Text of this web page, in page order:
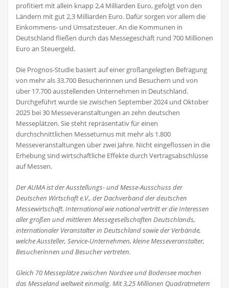
profitiert mit allein knapp 2,4 Milliarden Euro, gefolgt von den
Ländern mit gut 2,3 Milliarden Euro. Dafür sorgen vor allem die
Einkommens- und Umsatzsteuer. An die Kommunen in
Deutschland fließen durch das Messegeschäft rund 700 Millionen
Euro an Steuergeld.
Die Prognos-Studie basiert auf einer großangelegten Befragung
von mehr als 33.700 Besucherinnen und Besuchern und von
über 17.700 ausstellenden Unternehmen in Deutschland.
Durchgeführt wurde sie zwischen September 2024 und Oktober
2025 bei 30 Messeveranstaltungen an zehn deutschen
Messeplätzen. Sie steht repräsentativ für einen
durchschnittlichen Messeturnus mit mehr als 1.800
Messeveranstaltungen über zwei Jahre. Nicht eingeflossen in die
Erhebung sind wirtschaftliche Effekte durch Vertragsabschlüsse
auf Messen.
Der AUMA ist der Ausstellungs- und Messe-Ausschuss der
Deutschen Wirtschaft e.V., der Dachverband der deutschen
Messewirtschaft. International wie national vertritt er die Interessen
aller großen und mittleren Messegesellschaften Deutschlands,
internationaler Veranstalter in Deutschland sowie der Verbände,
welche Aussteller, Service-Unternehmen, kleine Messeveranstalter,
Besucherinnen und Besucher vertreten.
Gleich 70 Messeplätze zwischen Nordsee und Bodensee machen
das Messeland weltweit einmalig. Mit 3,25 Millionen Quadratmetern